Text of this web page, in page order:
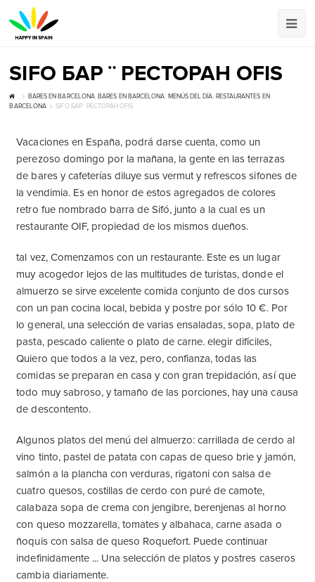
SIFO БАР ¨ РЕСТОРАН OFIS
BARES EN BARCELONA, BARES EN BARCELONA, MENÚS DEL DÍA, RESTAURANTES EN
BARCELONA
SIFO БАР ¨ РЕСТОРАН OFIS
Vacaciones en España, podrá darse cuenta, como un
perezoso domingo por la mañana, la gente en las terrazas
de bares y cafeterías diluye sus vermut y refrescos sifones de
la vendimia. Es en honor de estos agregados de colores
retro fue nombrado barra de Sifó, junto a la cual es un
restaurante OIF, propiedad de los mismos dueños.
tal vez, Comenzamos con un restaurante. Este es un lugar
muy acogedor lejos de las multitudes de turistas, donde el
almuerzo se sirve excelente comida conjunto de dos cursos
con un pan cocina local, bebida y postre por sólo 10 €. Por
lo general, una selección de varias ensaladas, sopa, plato de
pasta, pescado caliente o plato de carne. elegir difíciles,
Quiero que todos a la vez, pero, confianza, todas las
comidas se preparan en casa y con gran trepidación, así que
todo muy sabroso, y tamaño de las porciones, hay una causa
de descontento.
Algunos platos del menú del almuerzo: carrillada de cerdo al
vino tinto, pastel de patata con capas de queso brie y jamón,
salmón a la plancha con verduras, rigatoni con salsa de
cuatro quesos, costillas de cerdo con puré de camote,
calabaza sopa de crema con jengibre, berenjenas al horno
con queso mozzarella, tomates y albahaca, carne asada o
ñoquis con salsa de queso Roquefort. Puede continuar
indefinidamente ... Una selección de platos y postres caseros
cambia diariamente.